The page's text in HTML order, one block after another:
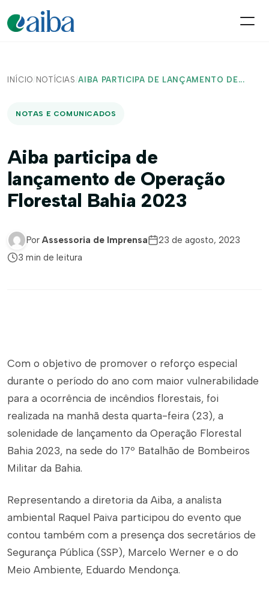
INÍCIO/ NOTÍCIAS /AIBA PARTICIPA DE LANÇAMENTO DE...
NOTAS E COMUNICADOS
Aiba participa de
lançamento de Operação
Florestal Bahia 2023
Por Assessoria de Imprensa
23 de agosto, 2023
3 min de leitura
Com o objetivo de promover o reforço especial
durante o período do ano com maior vulnerabilidade
para a ocorrência de incêndios florestais, foi
realizada na manhã desta quarta-feira (23), a
solenidade de lançamento da Operação Florestal
Bahia 2023, na sede do 17º Batalhão de Bombeiros
Militar da Bahia.
Representando a diretoria da Aiba, a analista
ambiental Raquel Paiva participou do evento que
contou também com a presença dos secretários de
Segurança Pública (SSP), Marcelo Werner e o do
Meio Ambiente, Eduardo Mendonça.